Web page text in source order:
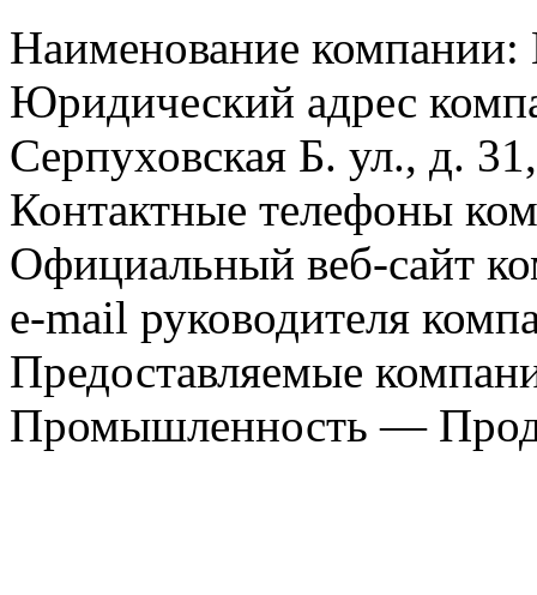
Наименование
Юридический адрес
Серпуховская Б. ул., д.
Контактные телефоны
Официальный веб-сайт
e-mail руководителя
Предоставляемые
Промышленность —